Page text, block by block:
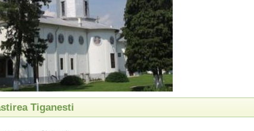
Tiganesti